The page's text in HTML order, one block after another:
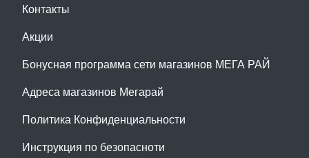
Контакты
Акции
Бонусная программа сети магазинов МЕГА РАЙ
Адреса магазинов Мегарай
Политика Конфиденциальности
Инструкция по безопасноти